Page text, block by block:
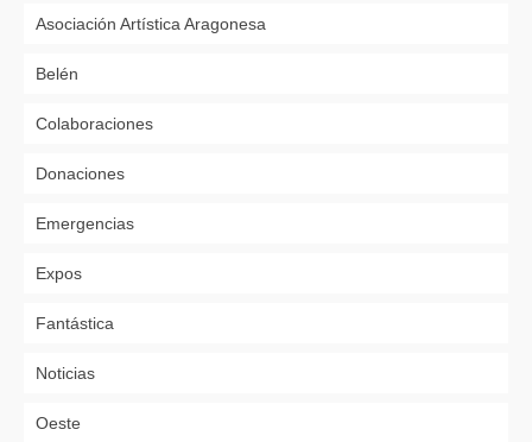
Asociación Artística Aragonesa
Belén
Colaboraciones
Donaciones
Emergencias
Expos
Fantástica
Noticias
Oeste